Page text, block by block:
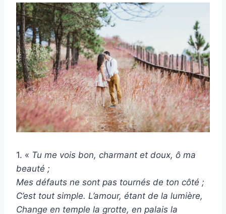
1. « Tu me vois bon, charmant et doux, ô ma
beauté ;
Mes défauts ne sont pas tournés de ton côté ;
C’est tout simple. L’amour, étant de la lumière,
Change en temple la grotte, en palais la